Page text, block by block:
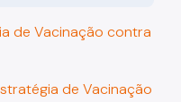
de Vacinação contra
de Vacinação